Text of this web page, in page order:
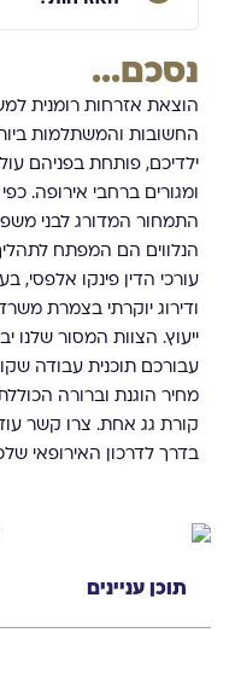
נסכם...
הוצאת אזרחות רומנית
החשובות והמשתלמות
ילדיכם, פותחת בפניהם
ומגורים ברחבי אירופה.
התמחור המדורג לבני
הנלווים הם המפתח
ודירוג יוקרתי בצמרת
ייעוץ. הצוות המסור
עבורכם תוכנית עבודה
מחיר הוגנת וברורה
קורת גג אחת. צרו קשר
בדרך לדרכון האירופאי
תוכן עניינים